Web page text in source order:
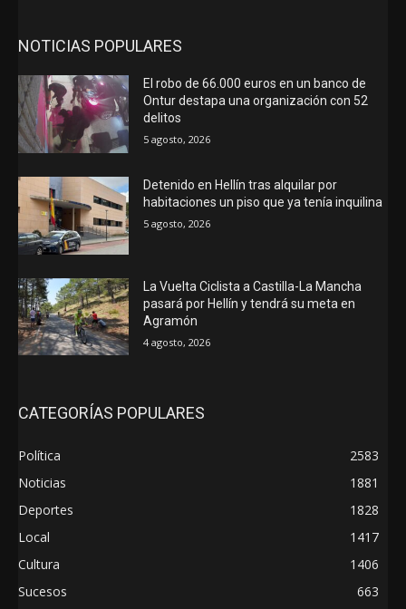
NOTICIAS POPULARES
El robo de 66.000 euros en un banco de
Ontur destapa una organización con 52
delitos
5 agosto, 2026
Detenido en Hellín tras alquilar por
habitaciones un piso que ya tenía inquilina
5 agosto, 2026
La Vuelta Ciclista a Castilla-La Mancha
pasará por Hellín y tendrá su meta en
Agramón
4 agosto, 2026
CATEGORÍAS POPULARES
Política
2583
Noticias
1881
Deportes
1828
Local
1417
Cultura
1406
Sucesos
663